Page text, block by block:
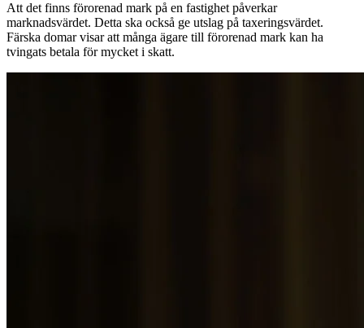
Att det finns förorenad mark på en fastighet påverkar
marknadsvärdet. Detta ska också ge utslag på taxeringsvärdet.
Färska domar visar att många ägare till förorenad mark kan ha
tvingats betala för mycket i skatt.